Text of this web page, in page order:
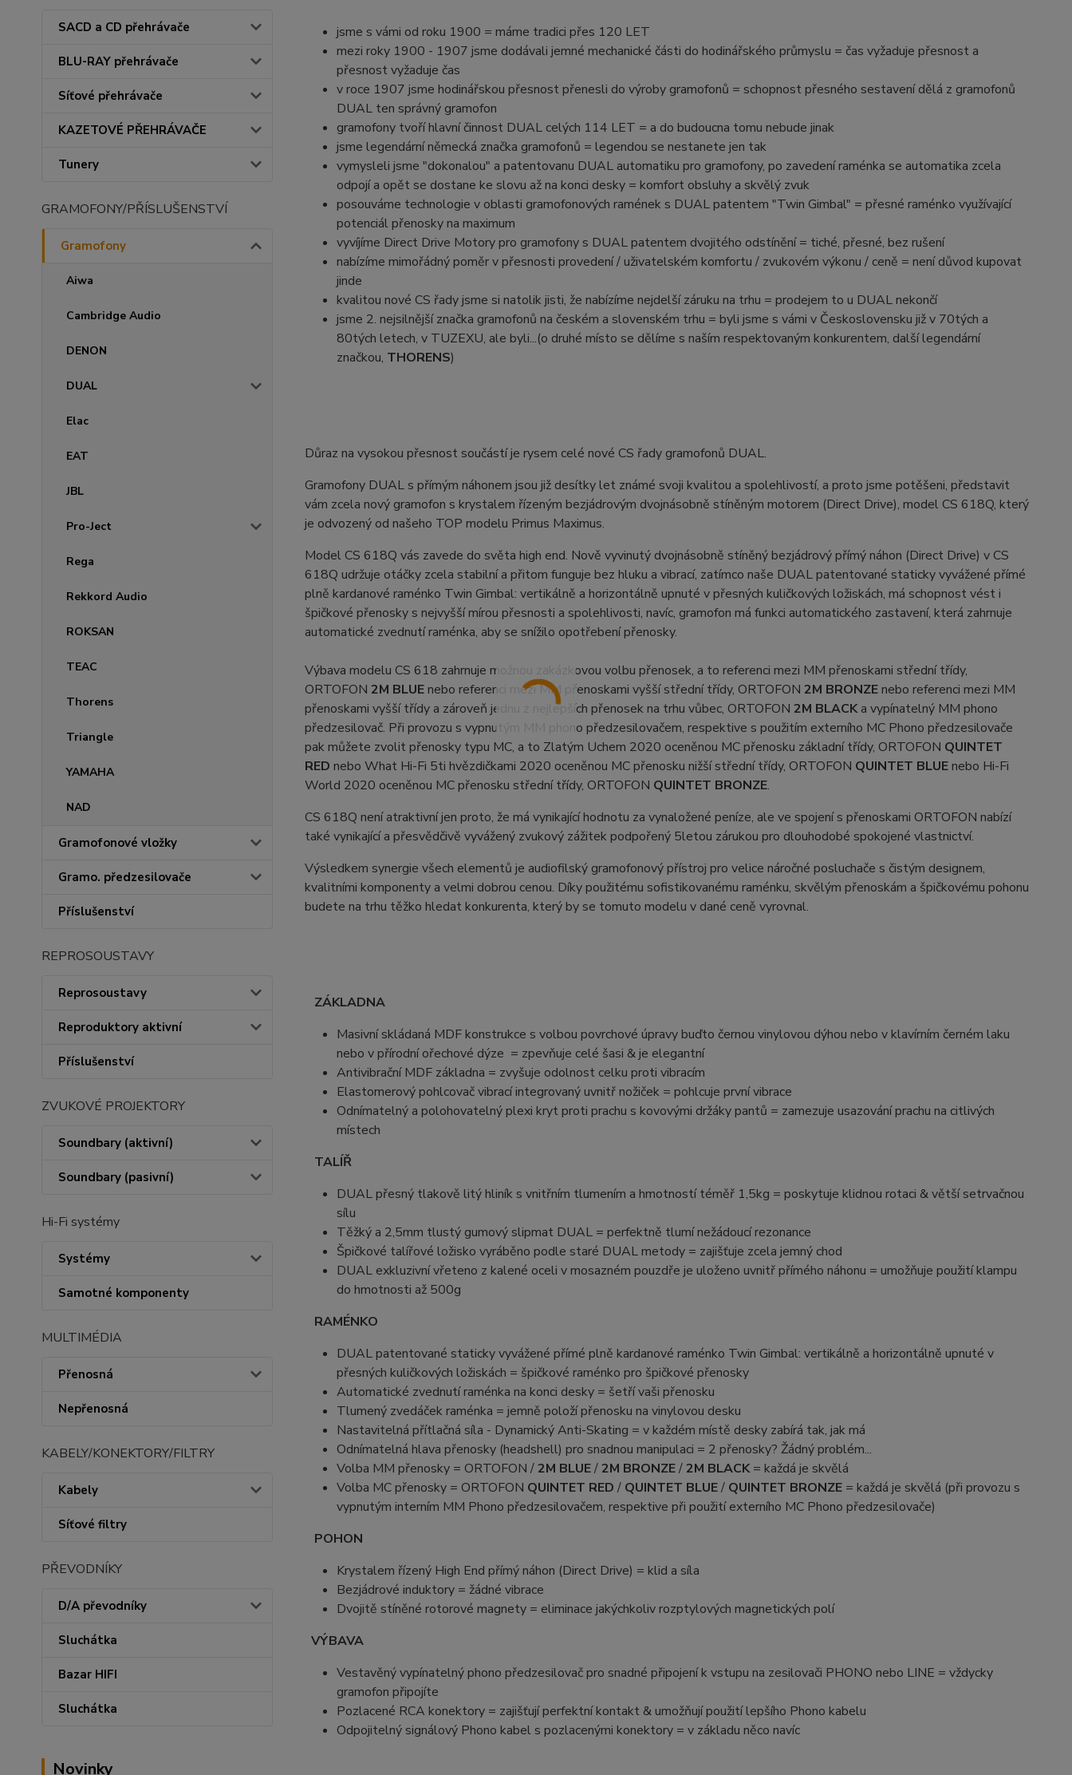
SACD a CD přehrávače
BLU-RAY přehrávače
Síťové přehrávače
KAZETOVÉ PŘEHRÁVAČE
Tunery
GRAMOFONY/PŘÍSLUŠENSTVÍ
Gramofony
Aiwa
Cambridge Audio
DENON
DUAL
Elac
EAT
JBL
Pro-Ject
Rega
Rekkord Audio
ROKSAN
TEAC
Thorens
Triangle
YAMAHA
NAD
Gramofonové vložky
Gramo. předzesilovače
Příslušenství
REPROSOUSTAVY
Reprosoustavy
Reproduktory aktivní
Příslušenství
ZVUKOVÉ PROJEKTORY
Soundbary (aktivní)
Soundbary (pasivní)
Hi-Fi systémy
Systémy
Samotné komponenty
MULTIMÉDIA
Přenosná
Nepřenosná
KABELY/KONEKTORY/FILTRY
Kabely
Síťové filtry
PŘEVODNÍKY
D/A převodníky
Sluchátka
Bazar HIFI
Sluchátka
Novinky
jsme s vámi od roku 1900 = máme tradici přes 120 LET
mezi roky 1900 - 1907 jsme dodávali jemné mechanické části do hodinářského průmyslu = čas vyžaduje přesnost a
přesnost vyžaduje čas
v roce 1907 jsme hodinářskou přesnost přenesli do výroby gramofonů = schopnost přesného sestavení dělá z gramofonů
DUAL ten správný gramofon
gramofony tvoří hlavní činnost DUAL celých 114 LET = a do budoucna tomu nebude jinak
jsme legendární německá značka gramofonů = legendou se nestanete jen tak
vymysleli jsme "dokonalou" a patentovanu DUAL automatiku pro gramofony, po zavedení raménka se automatika zcela
odpojí a opět se dostane ke slovu až na konci desky = komfort obsluhy a skvělý zvuk
posouváme technologie v oblasti gramofonových ramének s DUAL patentem "Twin Gimbal" = přesné raménko využívající
potenciál přenosky na maximum
vyvíjíme Direct Drive Motory pro gramofony s DUAL patentem dvojitého odstínění = tiché, přesné, bez rušení
nabízíme mimořádný poměr v přesnosti provedení / uživatelském komfortu / zvukovém výkonu / ceně = není důvod kupovat
jinde
kvalitou nové CS řady jsme si natolik jisti, že nabízíme nejdelší záruku na trhu = prodejem to u DUAL nekončí
jsme 2. nejsilnější značka gramofonů na českém a slovenském trhu = byli jsme s vámi v Československu již v 70tých a
80tých letech, v TUZEXU, ale byli...(o druhé místo se dělíme s naším respektovaným konkurentem, další legendární
značkou, THORENS)
Důraz na vysokou přesnost součástí je rysem celé nové CS řady gramofonů DUAL.
Gramofony DUAL s přímým náhonem jsou již desítky let známé svoji kvalitou a spolehlivostí, a proto jsme potěšeni, představit
vám zcela nový gramofon s krystalem řízeným bezjádrovým dvojnásobně stíněným motorem (Direct Drive), model CS 618Q, který
je odvozený od našeho TOP modelu Primus Maximus.
Model CS 618Q vás zavede do světa high end. Nově vyvinutý dvojnásobně stíněný bezjádrový přímý náhon (Direct Drive) v CS
618Q udržuje otáčky zcela stabilní a přitom funguje bez hluku a vibrací, zatímco naše DUAL patentované staticky vyvážené přímé
plně kardanové raménko Twin Gimbal: vertikálně a horizontálně upnuté v přesných kuličkových ložiskách, má schopnost vést i
špičkové přenosky s nejvyšší mírou přesnosti a spolehlivosti, navíc, gramofon má funkci automatického zastavení, která zahrnuje
automatické zvednutí raménka, aby se snížilo opotřebení přenosky.
Výbava modelu CS 618 zahrnuje možnou zakázkovou volbu přenosek, a to referenci mezi MM přenoskami střední třídy,
ORTOFON 2M BLUEnebo referenci mezi MM přenoskami vyšší střední třídy, ORTOFON 2M BRONZEnebo referenci mezi MM
přenoskami vyšší třídy a zároveň jednu z nejlepších přenosek na trhu vůbec, ORTOFON 2M BLACK a vypínatelný MM phono
předzesilovač. Při provozu s vypnutým MM phono předzesilovačem, respektive s použitím externího MC Phono předzesilovače
pak můžete zvolit přenosky typu MC, a to Zlatým Uchem 2020 oceněnou MC přenosku základní třídy, ORTOFON QUINTET
RED nebo What Hi-Fi 5ti hvězdičkami 2020 oceněnou MC přenosku nižší střední třídy, ORTOFON QUINTET BLUEnebo Hi-Fi
World 2020 oceněnou MC přenosku střední třídy, ORTOFON QUINTET BRONZE.
CS 618Q není atraktivní jen proto, že má vynikající hodnotu za vynaložené peníze, ale ve spojení s přenoskami ORTOFON nabízí
také vynikající a přesvědčivě vyvážený zvukový zážitek podpořený 5letou zárukou pro dlouhodobé spokojené vlastnictví.
Výsledkem synergie všech elementů je audiofilský gramofonový přístroj pro velice náročné posluchače s čistým designem,
kvalitními komponenty a velmi dobrou cenou. Díky použitému sofistikovanému raménku, skvělým přenoskám a špičkovému pohonu
budete na trhu těžko hledat konkurenta, který by se tomuto modelu v dané ceně vyrovnal.
ZÁKLADNA
Masivní skládaná MDF konstrukce s volbou povrchové úpravy buďto černou vinylovou dýhou nebo v klavírním černém laku
nebo v přírodní ořechové dýze = zpevňuje celé šasi & je elegantní
Antivibrační MDF základna = zvyšuje odolnost celku proti vibracím
Elastomerový pohlcovač vibrací integrovaný uvnitř nožiček = pohlcuje první vibrace
Odnímatelný a polohovatelný plexi kryt proti prachu s kovovými držáky pantů = zamezuje usazování prachu na citlivých
místech
TALÍŘ
DUAL přesný tlakově litý hliník s vnitřním tlumením a hmotností téměř 1,5kg = poskytuje klidnou rotaci & větší setrvačnou
sílu
Těžký a 2,5mm tlustý gumový slipmat DUAL = perfektně tlumí nežádoucí rezonance
Špičkové talířové ložisko vyráběno podle staré DUAL metody = zajišťuje zcela jemný chod
DUAL exkluzivní vřeteno z kalené oceli v mosazném pouzdře je uloženo uvnitř přímého náhonu = umožňuje použití klampu
do hmotnosti až 500g
RAMÉNKO
DUAL patentované staticky vyvážené přímé plně kardanové raménko Twin Gimbal: vertikálně a horizontálně upnuté v
přesných kuličkových ložiskách = špičkové raménko pro špičkové přenosky
Automatické zvednutí raménka na konci desky = šetří vaši přenosku
Tlumený zvedáček raménka = jemně položí přenosku na vinylovou desku
Nastavitelná přítlačná síla - Dynamický Anti-Skating = v každém místě desky zabírá tak, jak má
Odnímatelná hlava přenosky (headshell) pro snadnou manipulaci = 2 přenosky? Žádný problém...
Volba MM přenosky = ORTOFON /2M BLUE/2M BRONZE/2M BLACK= každá je skvělá
Volba MC přenosky = ORTOFON QUINTET RED / QUINTET BLUE/ QUINTET BRONZE= každá je skvělá (při provozu s
vypnutým interním MM Phono předzesilovačem, respektive při použití externího MC Phono předzesilovače)
POHON
Krystalem řízený High End přímý náhon (Direct Drive) = klid a síla
Bezjádrové induktory = žádné vibrace
Dvojitě stíněné rotorové magnety = eliminace jakýchkoliv rozptylových magnetických polí
VÝBAVA
Vestavěný vypínatelný phono předzesilovač pro snadné připojení k vstupu na zesilovači PHONO nebo LINE = vždycky
gramofon připojíte
Pozlacené RCA konektory = zajišťují perfektní kontakt & umožňují použití lepšího Phono kabelu
Odpojitelný signálový Phono kabel s pozlacenými konektory = v základu něco navíc